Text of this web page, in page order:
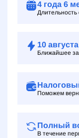
4 года 6
Длительность
10 августа
Ближайшее
Поможем
Полный
В течение